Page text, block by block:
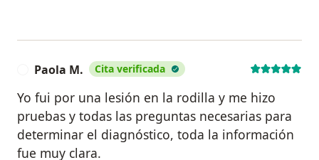
Paola M. Cita verificada
Yo fui por una lesión en la rodilla y me hizo
pruebas y todas las preguntas necesarias para
determinar el diagnóstico, toda la información
fue muy clara.